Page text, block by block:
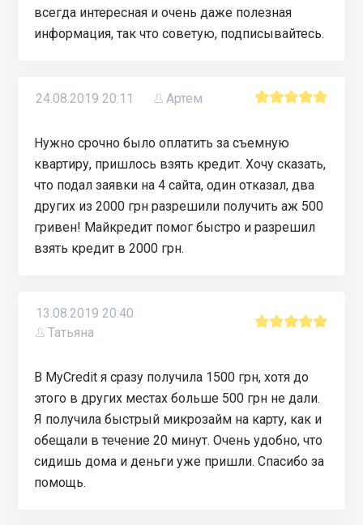
всегда интересная и очень даже полезная
информация, так что советую, подписывайтесь.
24.08.2019 20:11 Артем
Нужно срочно было оплатить за съемную
квартиру, пришлось взять кредит. Хочу сказать,
что подал заявки на 4 сайта, один отказал, два
других из 2000 грн разрешили получить аж 500
гривен! Майкредит помог быстро и разрешил
взять кредит в 2000 грн.
13.08.2019 20:40
Татьяна
В MyCredit я сразу получила 1500 грн, хотя до
этого в других местах больше 500 грн не дали.
Я получила быстрый микрозайм на карту, как и
обещали в течение 20 минут. Очень удобно, что
сидишь дома и деньги уже пришли. Спасибо за
помощь.